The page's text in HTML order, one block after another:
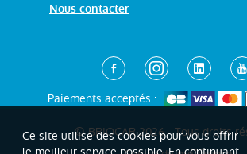
Ce site utilise des cookies pour vous offrir
Nous contacter
Paiements acceptés :
© BRIOCAR 2026 - Tous droits